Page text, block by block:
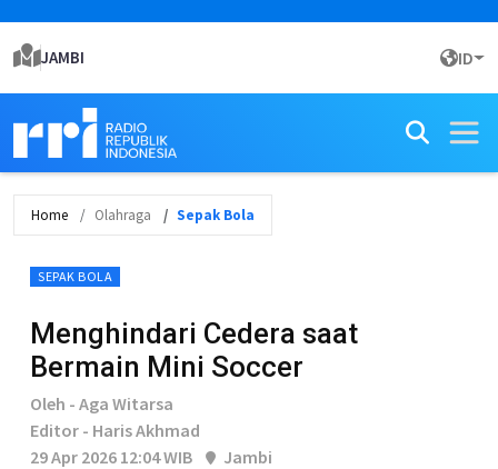
JAMBI ID
Home Olahraga Sepak Bola
SEPAK BOLA
Menghindari Cedera saat
Bermain Mini Soccer
Oleh - Aga Witarsa
Editor - Haris Akhmad
29 Apr 2026 12:04 WIB
Jambi